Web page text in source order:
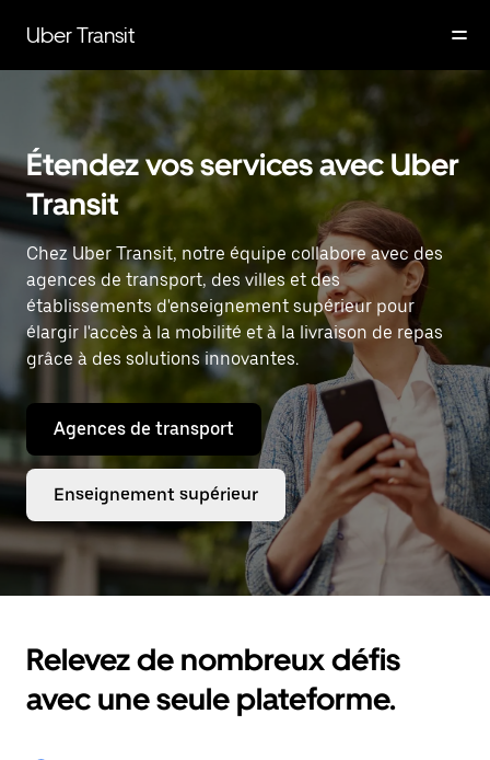
contenu
principal
Uber Transit
Étendez vos services avec Uber
Transit
Chez Uber Transit, notre équipe collabore avec des
agences de transport, des villes et des
établissements d'enseignement supérieur pour
élargir l'accès à la mobilité et à la livraison de repas
grâce à des solutions innovantes.
Agences de transport
Enseignement supérieur
Relevez de nombreux défis
avec une seule plateforme.